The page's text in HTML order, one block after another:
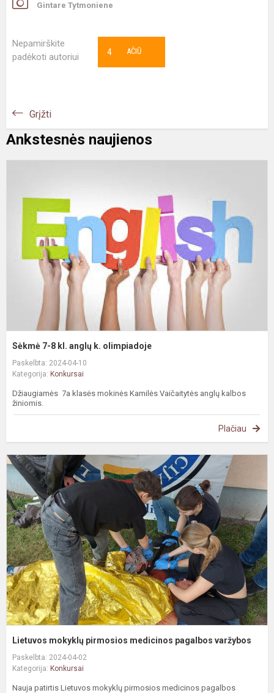
Gintare Tytmoniene
Nepamirškite
padėkoti autoriui
AČIŪ
4
Grįžti
Ankstesnės naujienos
Sėkmė 7-8 kl. anglų k. olimpiadoje
Paskelbta: 2024-04-10
Kategorija: Konkursai
Džiaugiamės 7a klasės mokinės Kamilės Vaičaitytės anglų kalbos
žiniomis.
Plačiau
Lietuvos mokyklų pirmosios medicinos pagalbos varžybos
Paskelbta: 2024-04-02
Kategorija: Konkursai
Nauja patirtis Lietuvos mokyklų pirmosios medicinos pagalbos